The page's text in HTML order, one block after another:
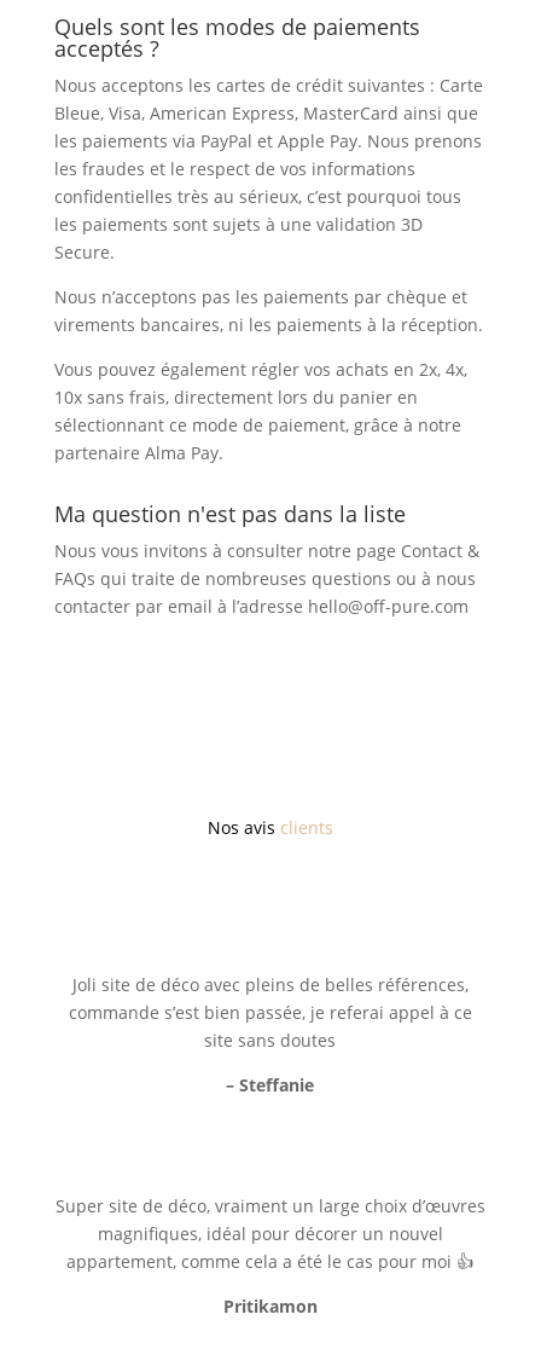
Quels sont les modes de paiements
acceptés ?
Nous acceptons les cartes de crédit suivantes : Carte
Bleue, Visa, American Express, MasterCard ainsi que
les paiements via PayPal et Apple Pay. Nous prenons
les fraudes et le respect de vos informations
confidentielles très au sérieux, c’est pourquoi tous
les paiements sont sujets à une validation 3D
Secure.
Nous n’acceptons pas les paiements par chèque et
virements bancaires, ni les paiements à la réception.
Vous pouvez également régler vos achats en 2x, 4x,
10x sans frais, directement lors du panier en
sélectionnant ce mode de paiement, grâce à notre
partenaire Alma Pay.
Ma question n'est pas dans la liste
Nous vous invitons à consulter notre page Contact &
FAQs qui traite de nombreuses questions ou à nous
contacter par email à l’adresse hello@off-pure.com
Nos avis clients
Joli site de déco avec pleins de belles références,
commande s’est bien passée, je referai appel à ce
site sans doutes
– Steffanie
Super site de déco, vraiment un large choix d’œuvres
magnifiques, idéal pour décorer un nouvel
appartement, comme cela a été le cas pour moi 👍
Pritikamon